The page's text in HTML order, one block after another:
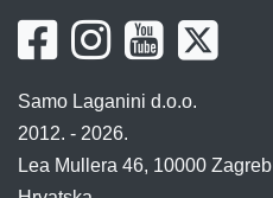
Samo Laganini d.o.o.
2012. - 2026.
Lea Mullera 46, 10000 Zagreb